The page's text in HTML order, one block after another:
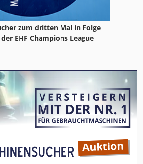
zum dritten Mal in Folge
EHF Champions League